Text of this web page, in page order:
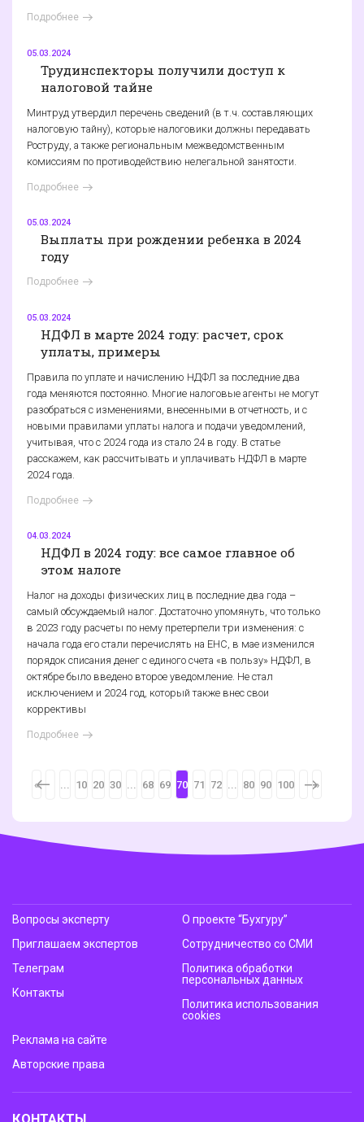
Подробнее
05.03.2024
Трудинспекторы получили доступ к
налоговой тайне
Минтруд утвердил перечень сведений (в т.ч. составляющих
налоговую тайну), которые налоговики должны передавать
Роструду, а также региональным межведомственным
комиссиям по противодействию нелегальной занятости.
Подробнее
05.03.2024
Выплаты при рождении ребенка в 2024
году
Подробнее
05.03.2024
НДФЛ в марте 2024 году: расчет, срок
уплаты, примеры
Правила по уплате и начислению НДФЛ за последние два
года меняются постоянно. Многие налоговые агенты не могут
разобраться с изменениями, внесенными в отчетность, и с
новыми правилами уплаты налога и подачи уведомлений,
учитывая, что с 2024 года из стало 24 в году. В статье
расскажем, как рассчитывать и уплачивать НДФЛ в марте
2024 года.
Подробнее
04.03.2024
НДФЛ в 2024 году: все самое главное об
этом налоге
Налог на доходы физических лиц в последние два года –
самый обсуждаемый налог. Достаточно упомянуть, что только
в 2023 году расчеты по нему претерпели три изменения: с
начала года его стали перечислять на ЕНС, в мае изменился
порядок списания денег с единого счета «в пользу» НДФЛ, в
октябре было введено второе уведомление. Не стал
исключением и 2024 год, который также внес свои
коррективы
Подробнее
« < 10 20 30 68 69 70 71 72 80 90 100 > »
Вопросы эксперту
Приглашаем экспертов
Телеграм
Контакты
О проекте “Бухгуру”
Сотрудничество со СМИ
Политика обработки
персональных данных
Политика использования
cookies
Реклама на сайте
Авторские права